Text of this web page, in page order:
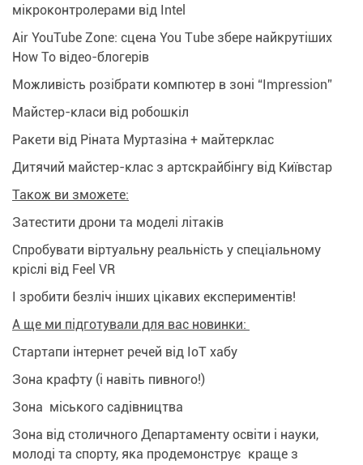
мікроконтролерами від Intel
Air YouTube Zonе: сцена You Тube збере найкрутіших
How To відео-блогерів
Можливість розібрати компютер в зоні “Impression”
Майстер-класи від робошкіл
Ракети від Ріната Муртазіна + майтерклас
Дитячий майстер-клас з артскрайбінгу від Київстар
Також ви зможете:
Затестити дрони та моделі літаків
Спробувати віртуальну реальність у спеціальному
кріслі від Feel VR
І зробити безліч інших цікавих експериментів!
А ще ми підготували для вас новинки:
Стартапи інтернет речей від IoT хабу
Зона крафту (і навіть пивного!)
Зона міського садівництва
Зона від столичного Департаменту освіти і науки,
молоді та спорту, яка продемонструє краще з